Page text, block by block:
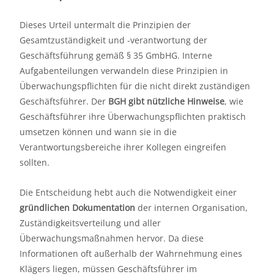
Dieses Urteil untermalt die Prinzipien der
Gesamtzuständigkeit und -verantwortung der
Geschäftsführung gemäß § 35 GmbHG. Interne
Aufgabenteilungen verwandeln diese Prinzipien in
Überwachungspflichten für die nicht direkt zuständigen
Geschäftsführer. Der BGH gibt nützliche Hinweise, wie
Geschäftsführer ihre Überwachungspflichten praktisch
umsetzen können und wann sie in die
Verantwortungsbereiche ihrer Kollegen eingreifen
sollten.
Die Entscheidung hebt auch die Notwendigkeit einer
gründlichen Dokumentation der internen Organisation,
Zuständigkeitsverteilung und aller
Überwachungsmaßnahmen hervor. Da diese
Informationen oft außerhalb der Wahrnehmung eines
Klägers liegen, müssen Geschäftsführer im